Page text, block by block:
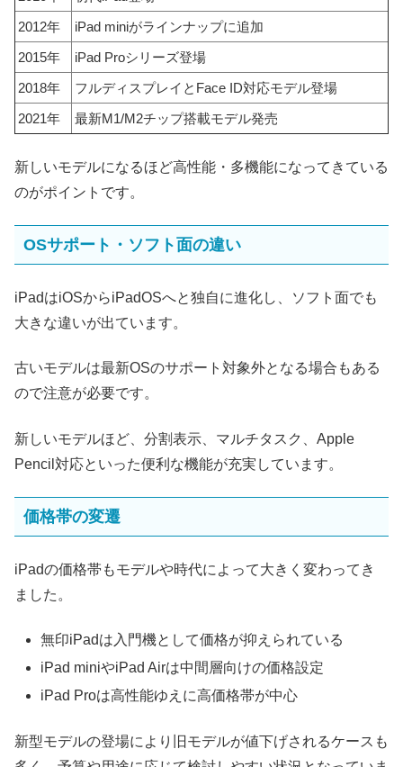
2012年
iPad miniがラインナップに追加
2015年
iPad Proシリーズ登場
2018年
フルディスプレイとFace ID対応モデル登場
2021年
最新M1/M2チップ搭載モデル発売
新しいモデルになるほど高性能・多機能になってきている
のがポイントです。
OSサポート・ソフト面の違い
iPadはiOSからiPadOSへと独自に進化し、ソフト面でも
大きな違いが出ています。
古いモデルは最新OSのサポート対象外となる場合もある
ので注意が必要です。
新しいモデルほど、分割表示、マルチタスク、Apple
Pencil対応といった便利な機能が充実しています。
価格帯の変遷
iPadの価格帯もモデルや時代によって大きく変わってき
ました。
無印iPadは入門機として価格が抑えられている
iPad miniやiPad Airは中間層向けの価格設定
iPad Proは高性能ゆえに高価格帯が中心
新型モデルの登場により旧モデルが値下げされるケースも